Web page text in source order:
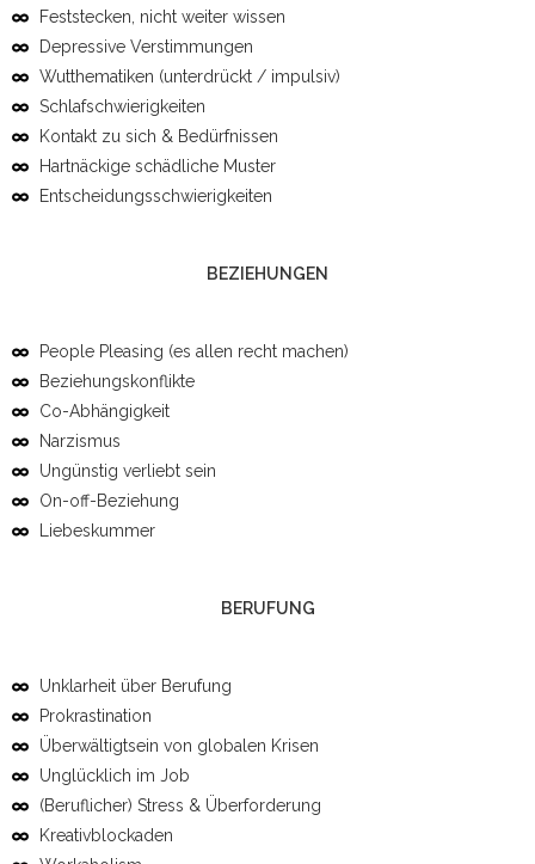
Feststecken, nicht weiter wissen
Depressive Verstimmungen
Wutthematiken (unterdrückt / impulsiv)
Schlafschwierigkeiten
Kontakt zu sich & Bedürfnissen
Hartnäckige schädliche Muster
Entscheidungsschwierigkeiten
BEZIEHUNGEN
People Pleasing (es allen recht machen)
Beziehungskonflikte
Co-Abhängigkeit
Narzismus
Ungünstig verliebt sein
On-off-Beziehung
Liebeskummer
BERUFUNG
Unklarheit über Berufung
Prokrastination
Überwältigtsein von globalen Krisen
Unglücklich im Job
(Beruflicher) Stress & Überforderung
Kreativblockaden